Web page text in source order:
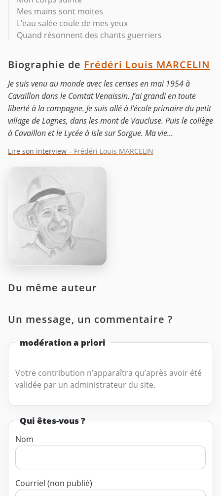
Mes mains sont moites
L’eau salée coule de mes yeux
Quand résonnent des chants guerriers
Biographie de Frédéri Louis MARCELIN
Je suis venu au monde avec les cerises en mai 1954 à
Cavaillon dans le Comtat Venaissin. J’ai grandi en toute
liberté à la campagne. Je suis allé à l’école primaire du petit
village de Lagnes, dans les mont de Vaucluse. Puis le collège
à Cavaillon et le Lycée à Isle sur Sorgue. Ma vie...
Lire son interview – Frédéri Louis MARCELIN
Du même auteur
Un message, un commentaire ?
modération a priori
Votre contribution n’apparaîtra qu’après avoir été
validée par un administrateur du site.
Qui êtes-vous ?
Nom
Courriel (non publié)